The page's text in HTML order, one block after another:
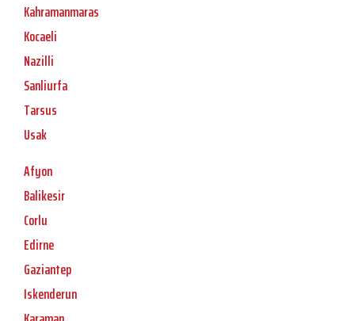
Kahramanmaras
Kocaeli
Nazilli
Sanliurfa
Tarsus
Usak
Afyon
Balikesir
Corlu
Edirne
Gaziantep
Iskenderun